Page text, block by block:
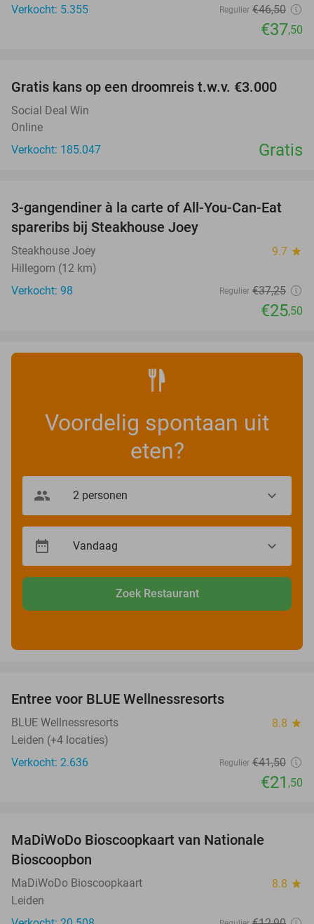
Verkocht: 5.355
Regulier €46,50
€37,50
Gratis kans op een droomreis t.w.v. €3.000
Social Deal Win
Online
Verkocht: 185.047
Gratis
32%
3-gangendiner à la carte of All-You-Can-Eat
spareribs bij Steakhouse Joey
Steakhouse Joey 9.7 star
Hillegom (12 km)
Verkocht: 98
Regulier €37,25
€25,50
Voordelig spontaan uit
eten?
Zoek Restaurant
Entree voor BLUE Wellnessresorts
BLUE Wellnessresorts 8.8 star
Leiden (+4 locaties)
Verkocht: 2.636
Regulier €41,50
€21 ,50
MaDiWoDo Bioscoopkaart van Nationale
Bioscoopbon
MaDiWoDo Bioscoopkaart 8.8 star
Leiden